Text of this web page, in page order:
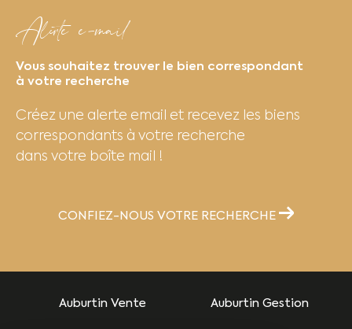
Gestion locative
locative prend en charge l’intégralité du
bien. Grâce à notre savoir-faire, vous
locatifs.
Alerte e-mail
Vous souhaitez trouver le bien correspondant
à votre recherche
Créez une alerte email et recevez les biens
correspondants à votre recherche
dans votre boîte mail !
CONFIEZ-NOUS VOTRE RECHERCHE
Auburtin Vente Auburtin Gestion